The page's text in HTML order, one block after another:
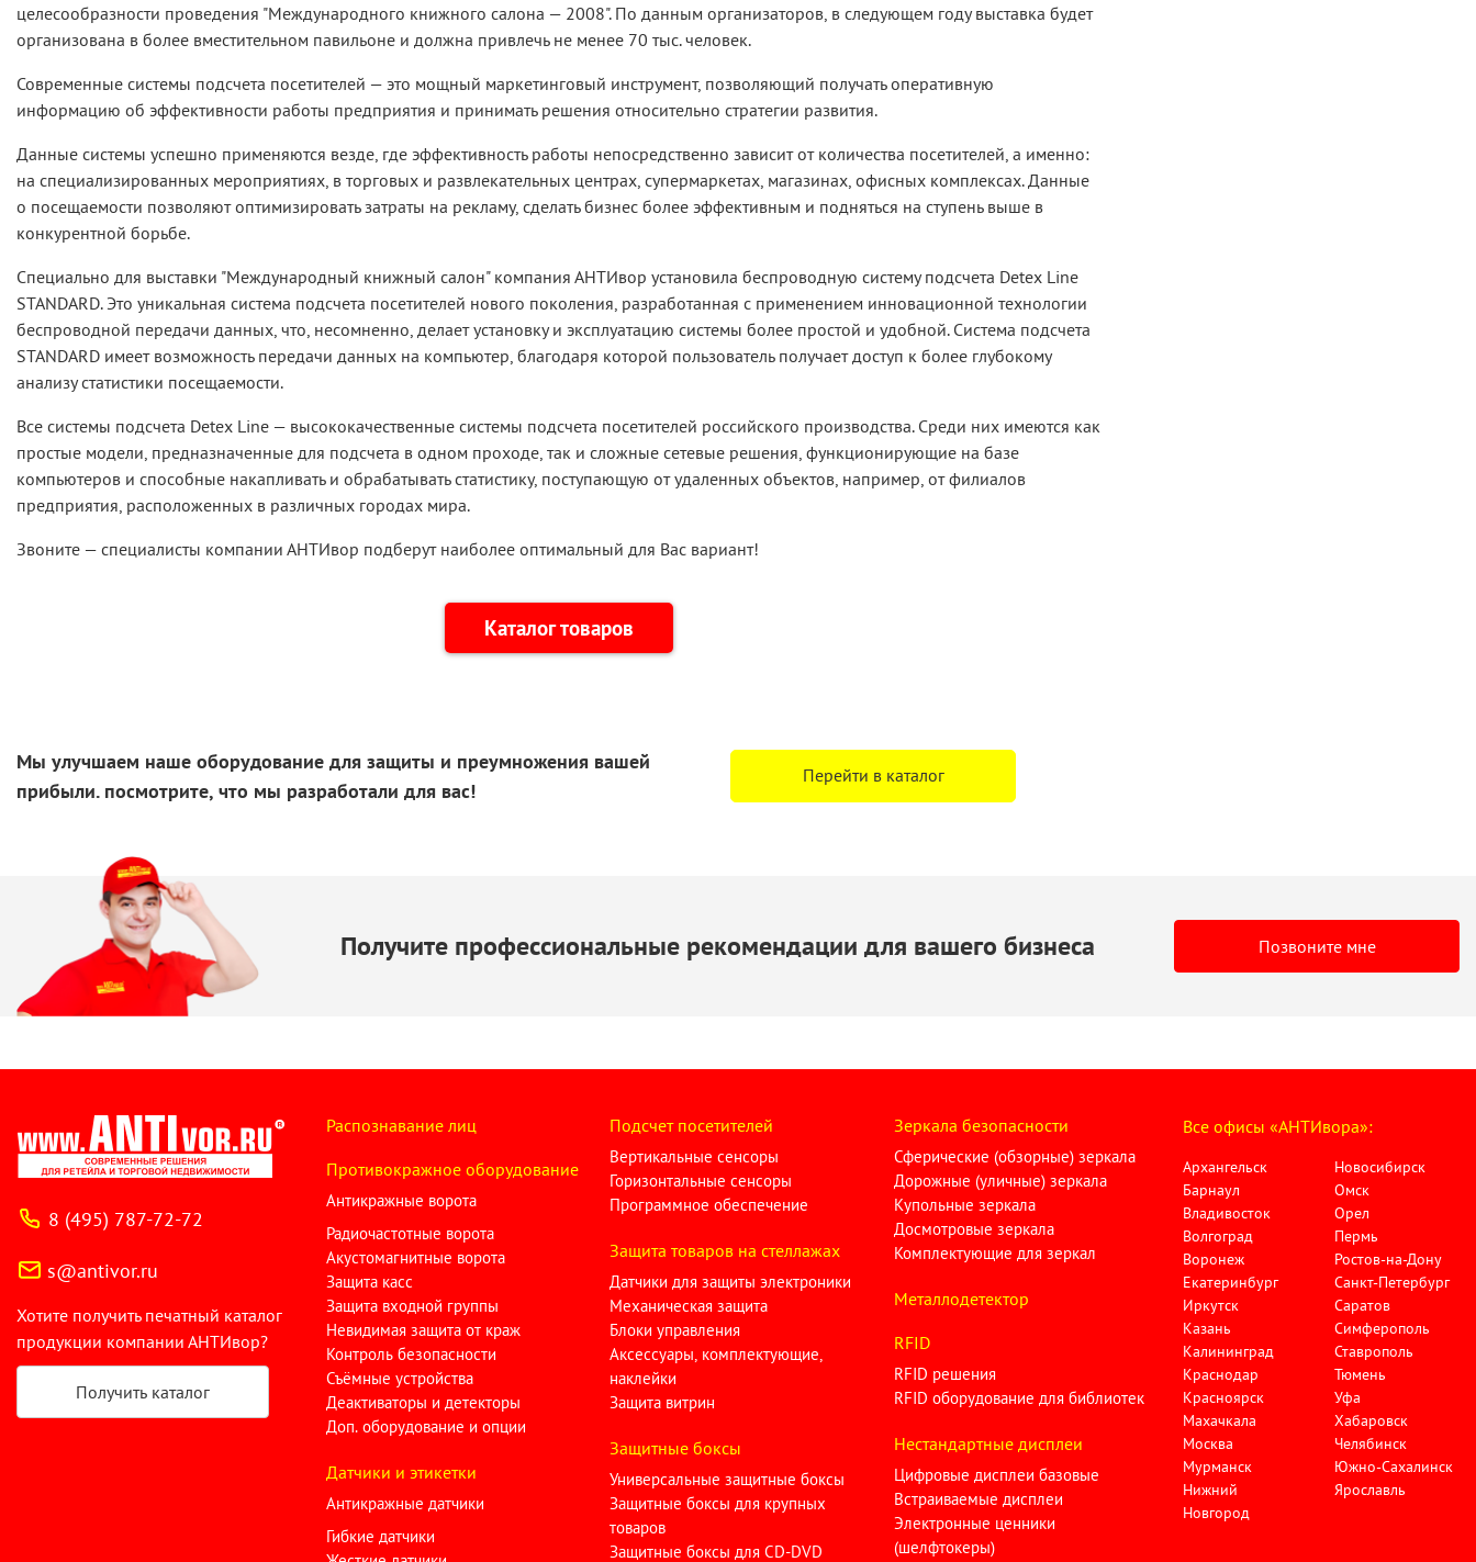
целесообразности проведения "Международного книжного салона — 2008". По данным организаторов, в следующем году выставка будет
организована в более вместительном павильоне и должна привлечь не менее 70 тыс. человек.
Современные системы подсчета посетителей — это мощный маркетинговый инструмент, позволяющий получать оперативную
информацию об эффективности работы предприятия и принимать решения относительно стратегии развития.
Данные системы успешно применяются везде, где эффективность работы непосредственно зависит от количества посетителей, а именно:
на специализированных мероприятиях, в торговых и развлекательных центрах, супермаркетах, магазинах, офисных комплексах. Данные
о посещаемости позволяют оптимизировать затраты на рекламу, сделать бизнес более эффективным и подняться на ступень выше в
конкурентной борьбе.
Специально для выставки "Международный книжный салон" компания АНТИвор установила беспроводную систему подсчета Detex Line
STANDARD. Это уникальная система подсчета посетителей нового поколения, разработанная с применением инновационной технологии
беспроводной передачи данных, что, несомненно, делает установку и эксплуатацию системы более простой и удобной. Система подсчета
STANDARD имеет возможность передачи данных на компьютер, благодаря которой пользователь получает доступ к более глубокому
анализу статистики посещаемости.
Все системы подсчета Detex Line — высококачественные системы подсчета посетителей российского производства. Среди них имеются как
простые модели, предназначенные для подсчета в одном проходе, так и сложные сетевые решения, функционирующие на базе
компьютеров и способные накапливать и обрабатывать статистику, поступающую от удаленных объектов, например, от филиалов
предприятия, расположенных в различных городах мира.
Звоните — специалисты компании АНТИвор подберут наиболее оптимальный для Вас вариант!
Каталог товаров
Мы улучшаем наше оборудование для защиты и преумножения вашей
прибыли. посмотрите, что мы разработали для вас!
Перейти в каталог
Получите профессиональные рекомендации для вашего бизнеса Позвоните мне
8 (495) 787-72-72
s@antivor.ru
Хотите получить печатный каталог
продукции компании АНТИвор?
Получить каталог
Распознавание лиц
Противокражное оборудование
Антикражные ворота
Радиочастотные ворота
Акустомагнитные ворота
Защита касс
Защита входной группы
Невидимая защита от краж
Контроль безопасности
Съёмные устройства
Деактиваторы и детекторы
Доп. оборудование и опции
Датчики и этикетки
Антикражные датчики
Гибкие датчики
Подсчет посетителей
Вертикальные сенсоры
Горизонтальные сенсоры
Программное обеспечение
Защита товаров на стеллажах
Датчики для защиты электроники
Механическая защита
Блоки управления
Аксессуары, комплектующие,
наклейки
Защита витрин
Защитные боксы
Универсальные защитные боксы
Защитные боксы для крупных
товаров
Защитные боксы для CD-DVD
Зеркала безопасности
Сферические (обзорные) зеркала
Дорожные (уличные) зеркала
Купольные зеркала
Досмотровые зеркала
Комплектующие для зеркал
Металлодетектор
RFID
RFID решения
RFID оборудование для библиотек
Нестандартные дисплеи
Цифровые дисплеи базовые
Встраиваемые дисплеи
Электронные ценники
(шелфтокеры)
Все офисы «АНТИвора»:
Архангельск
Барнаул
Владивосток
Волгоград
Воронеж
Екатеринбург
Иркутск
Казань
Калининград
Краснодар
Красноярск
Махачкала
Москва
Мурманск
Нижний
Новгород
Новосибирск
Омск
Орел
Пермь
Ростов-на-Дону
Санкт-Петербург
Саратов
Симферополь
Ставрополь
Тюмень
Уфа
Хабаровск
Челябинск
Южно-Сахалинск
Ярославль